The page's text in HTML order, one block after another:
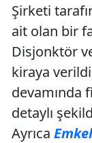
Şirketi
ait olan bir
Disjonktör
kiraya
devamında
detaylı
Ayrıca